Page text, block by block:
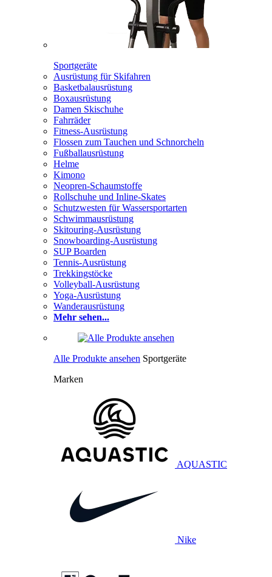
Sportgeräte
Ausrüstung für Skifahren
Basketbalausrüstung
Boxausrüstung
Damen Skischuhe
Fahrräder
Fitness-Ausrüstung
Flossen zum Tauchen und Schnorcheln
Fußballausrüstung
Helme
Kimono
Neopren-Schaumstoffe
Rollschuhe und Inline-Skates
Schutzwesten für Wassersportarten
Schwimmausrüstung
Skitouring-Ausrüstung
Snowboarding-Ausrüstung
SUP Boarden
Tennis-Ausrüstung
Trekkingstöcke
Volleyball-Ausrüstung
Yoga-Ausrüstung
Wanderausrüstung
Mehr sehen...
Alle Produkte ansehen Sportgeräte
Marken
AQUASTIC
Nike